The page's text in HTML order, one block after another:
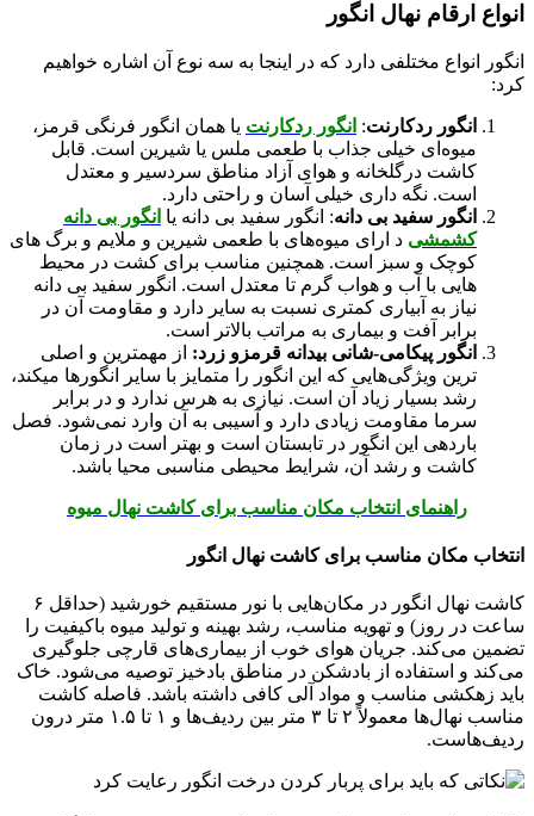
انواع ارقام نهال انگور
انگور انواع مختلفی دارد که در اینجا به سه نوع آن اشاره خواهیم
کرد:
انگور ردکارنت: انگور ردکارنت یا همان انگور فرنگی قرمز،
میوه‌ای خیلی جذاب با طعمی ملس یا شیرین است. قابل
کاشت درگلخانه و هوای آزاد مناطق سردسیر و معتدل
است. نگه داری خیلی آسان و راحتی دارد.
انگور سفید بی دانه: انگور سفید بی دانه یا انگور بی دانه
کشمشی د ارای میوه‌های با طعمی شیرین و ملایم و برگ های
کوچک و سبز است. همچنین مناسب برای کشت در محیط
هایی با آب و هواب گرم تا معتدل است. انگور سفید بی دانه
نیاز به آبیاری کمتری نسبت به سایر دارد و مقاومت آن در
برابر آفت و بیماری به مراتب بالاتر است.
انگور پیکامی-شانی بیدانه قرمزو زرد: از مهمترین و اصلی
ترین ویژگی‌هایی که این انگور را متمایز با سایر انگورها میکند،
رشد بسیار زیاد آن است. نیازی به هرس ندارد و در برابر
سرما مقاومت زیادی دارد و آسیبی به آن وارد نمی‌شود. فصل
باردهی این انگور در تابستان است و بهتر است در زمان
کاشت و رشد آن، شرایط محیطی مناسبی محیا باشد.
راهنمای انتخاب مکان مناسب برای کاشت نهال میوه
انتخاب مکان مناسب برای کاشت نهال انگور
کاشت نهال انگور در مکان‌هایی با نور مستقیم خورشید (حداقل ۶
ساعت در روز) و تهویه مناسب، رشد بهینه و تولید میوه باکیفیت را
تضمین می‌کند. جریان هوای خوب از بیماری‌های قارچی جلوگیری
می‌کند و استفاده از بادشکن در مناطق بادخیز توصیه می‌شود. خاک
باید زهکشی مناسب و مواد آلی کافی داشته باشد. فاصله کاشت
مناسب نهال‌ها معمولاً ۲ تا ۳ متر بین ردیف‌ها و ۱ تا ۱.۵ متر درون
ردیف‌هاست.